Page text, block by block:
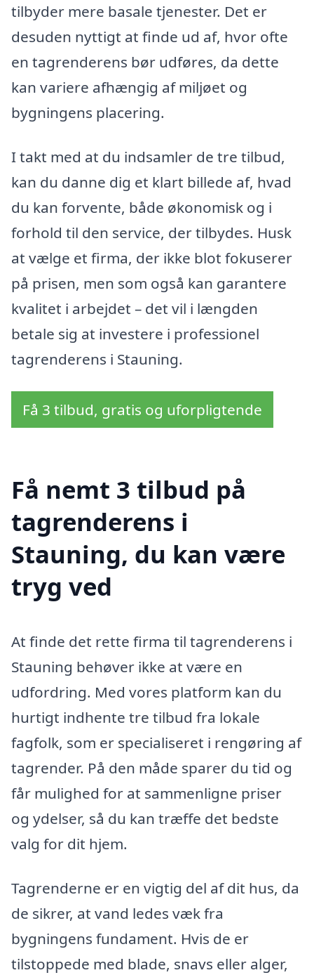
tilbyder mere basale tjenester. Det er
desuden nyttigt at finde ud af, hvor ofte
en tagrenderens bør udføres, da dette
kan variere afhængig af miljøet og
bygningens placering.
I takt med at du indsamler de tre tilbud,
kan du danne dig et klart billede af, hvad
du kan forvente, både økonomisk og i
forhold til den service, der tilbydes. Husk
at vælge et firma, der ikke blot fokuserer
på prisen, men som også kan garantere
kvalitet i arbejdet – det vil i længden
betale sig at investere i professionel
tagrenderens i Stauning.
Få 3 tilbud, gratis og uforpligtende
Få nemt 3 tilbud på
tagrenderens i
Stauning, du kan være
tryg ved
At finde det rette firma til tagrenderens i
Stauning behøver ikke at være en
udfordring. Med vores platform kan du
hurtigt indhente tre tilbud fra lokale
fagfolk, som er specialiseret i rengøring af
tagrender. På den måde sparer du tid og
får mulighed for at sammenligne priser
og ydelser, så du kan træffe det bedste
valg for dit hjem.
Tagrenderne er en vigtig del af dit hus, da
de sikrer, at vand ledes væk fra
bygningens fundament. Hvis de er
tilstoppede med blade, snavs eller alger,